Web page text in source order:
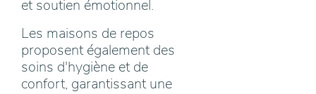
et soutien émotionnel.
Les maisons de repos
proposent également des
soins d'hygiène et de
confort, garantissant une